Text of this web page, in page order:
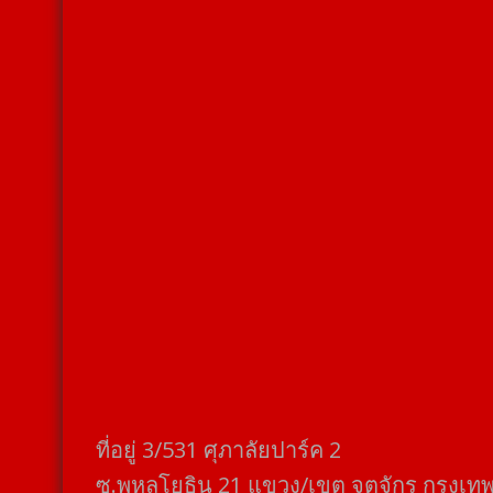
ที่อยู่​ 3/531​ ศุภาลัยปาร์ค​ 2
ซ.พหลโยธิน​ 21​ แขวง/เขต​ จตุจักร​ กรุงเท